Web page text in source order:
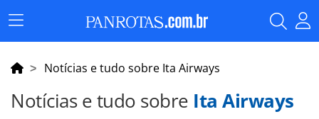
Menu
Principal
Notícias e tudo sobre Ita Airways
Notícias e tudo sobre Ita Airways